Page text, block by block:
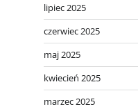
lipiec 2025
czerwiec 2025
maj 2025
kwiecień 2025
marzec 2025